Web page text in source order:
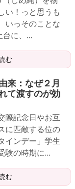
い！っと思うも
いっそのことな
台に、...
む
来：なぜ２月
て渡すのが効
際記念日やお互
に匹敵する位の
インデー」学生
験の時期に...
む